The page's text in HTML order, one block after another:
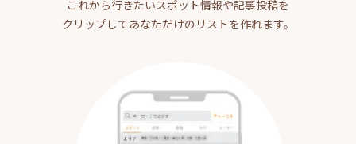
これから行きたいスポット情報や記事投稿を
クリップしてあなただけのリストを作れます。